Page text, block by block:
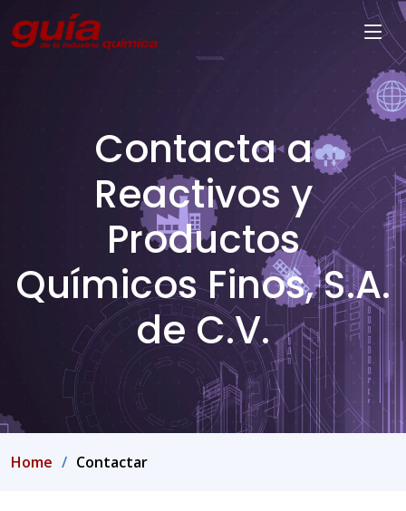
Contacta a
Reactivos y
Productos
Químicos Finos, S.A.
de C.V.
Home Contactar